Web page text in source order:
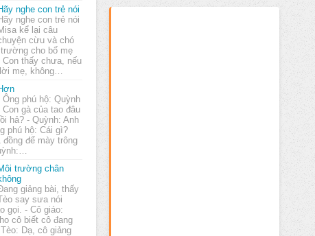
nghe con trẻ nói
nghe con trẻ nói
kể lại câu
cừu và chó
cho bố mẹ
Con thấy chưa, nếu
mẹ, không…
Ông phú hộ: Quỳnh
Con gà của tao đâu
hả? - Quỳnh: Anh
phú hộ: Cái gì?
đồng để mày trông
trường chân
giảng bài, thấy
say sưa nói
gọi. - Cô giáo:
cô biết cô đang
Dạ, cô giảng